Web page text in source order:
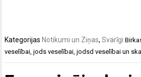
Kategorijas Notikumi un Ziņas,Svarīgi
veselībai,jods veselībai,jodsd veselībai un